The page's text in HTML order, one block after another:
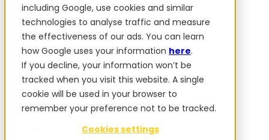
including Google, use cookies and similar
technologies to analyse traffic and measure
the effectiveness of our ads. You can learn
how Google uses your information here.
If you decline, your information won’t be
tracked when you visit this website. A single
cookie will be used in your browser to
remember your preference not to be tracked.
Cookies settings
Add-ons
Tractor Navigation App RTK Base StationTablet
PanelPowerWheel Kit 1-year Premium Warranty
Software
For dealers
Reviews
Blog